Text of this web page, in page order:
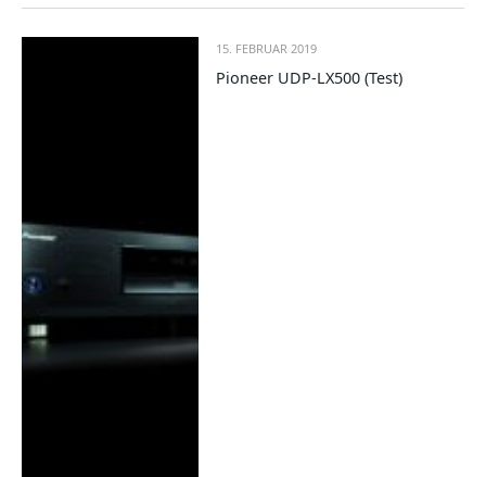
15. FEBRUAR 2019
Pioneer UDP-LX500 (Test)